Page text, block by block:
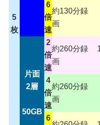
5
枚
6
倍
速
約130分録
画
片面
2層
50GB
2
倍
速
約260分録
画
4
倍
速
約260分録
画
6